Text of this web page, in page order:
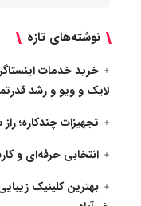
نوشته‌های تازه
خرید خدمات
لایک و ویو و رشد
تجهیزات چندکاره؛
انتخابی حرفه‌ای و
بهترین کلینیک